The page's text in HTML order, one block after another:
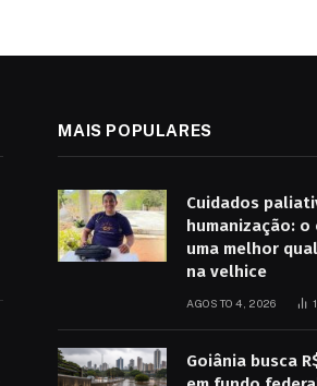
MAIS POPULARES
Cuidados
humanização: o
uma melhor
na velhice
AGOSTO 4, 2026
Goiânia busca